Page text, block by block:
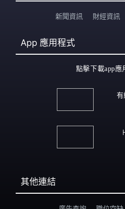
新聞資訊 財經資訊
App 應用程式
點擊下載app應
有
其他連結